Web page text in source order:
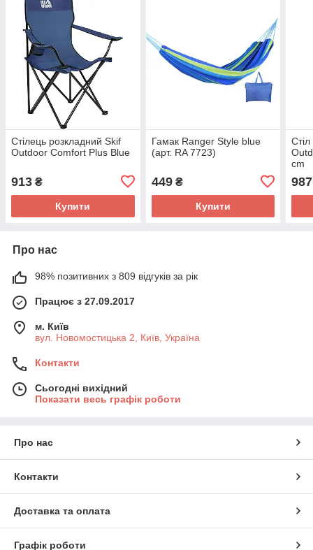
Стілець розкладний Skif
Outdoor Comfort Plus Blue
913 ₴
Купити
Гамак Ranger Style blue
(арт. RA 7723)
449₴
Купити
cm
987
Про нас
98% позитивних з 809 відгуків за рік
Працює з 27.09.2017
м. Київ
вул. Новомостицька 2, Київ, Україна
Контакти
Сьогодні вихідний
Показати весь графік роботи
Про нас
Контакти
Доставка та оплата
Графік роботи